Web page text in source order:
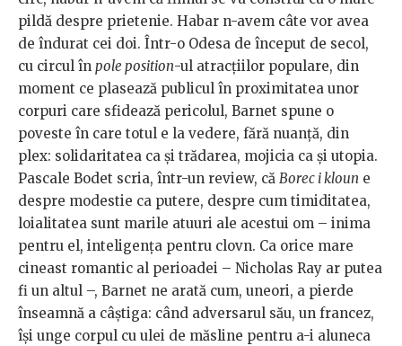
pildă despre prietenie. Habar n-avem câte vor avea
de îndurat cei doi. Într-o Odesa de început de secol,
cu circul în pole position-ul atracțiilor populare, din
moment ce plasează publicul în proximitatea unor
corpuri care sfidează pericolul, Barnet spune o
poveste în care totul e la vedere, fără nuanță, din
plex: solidaritatea ca și trădarea, mojicia ca și utopia.
Pascale Bodet scria, într-un review, că Borec i kloun e
despre modestie ca putere, despre cum timiditatea,
loialitatea sunt marile atuuri ale acestui om – inima
pentru el, inteligența pentru clovn. Ca orice mare
cineast romantic al perioadei – Nicholas Ray ar putea
fi un altul –, Barnet ne arată cum, uneori, a pierde
înseamnă a câștiga: când adversarul său, un francez,
își unge corpul cu ulei de măsline pentru a-i aluneca